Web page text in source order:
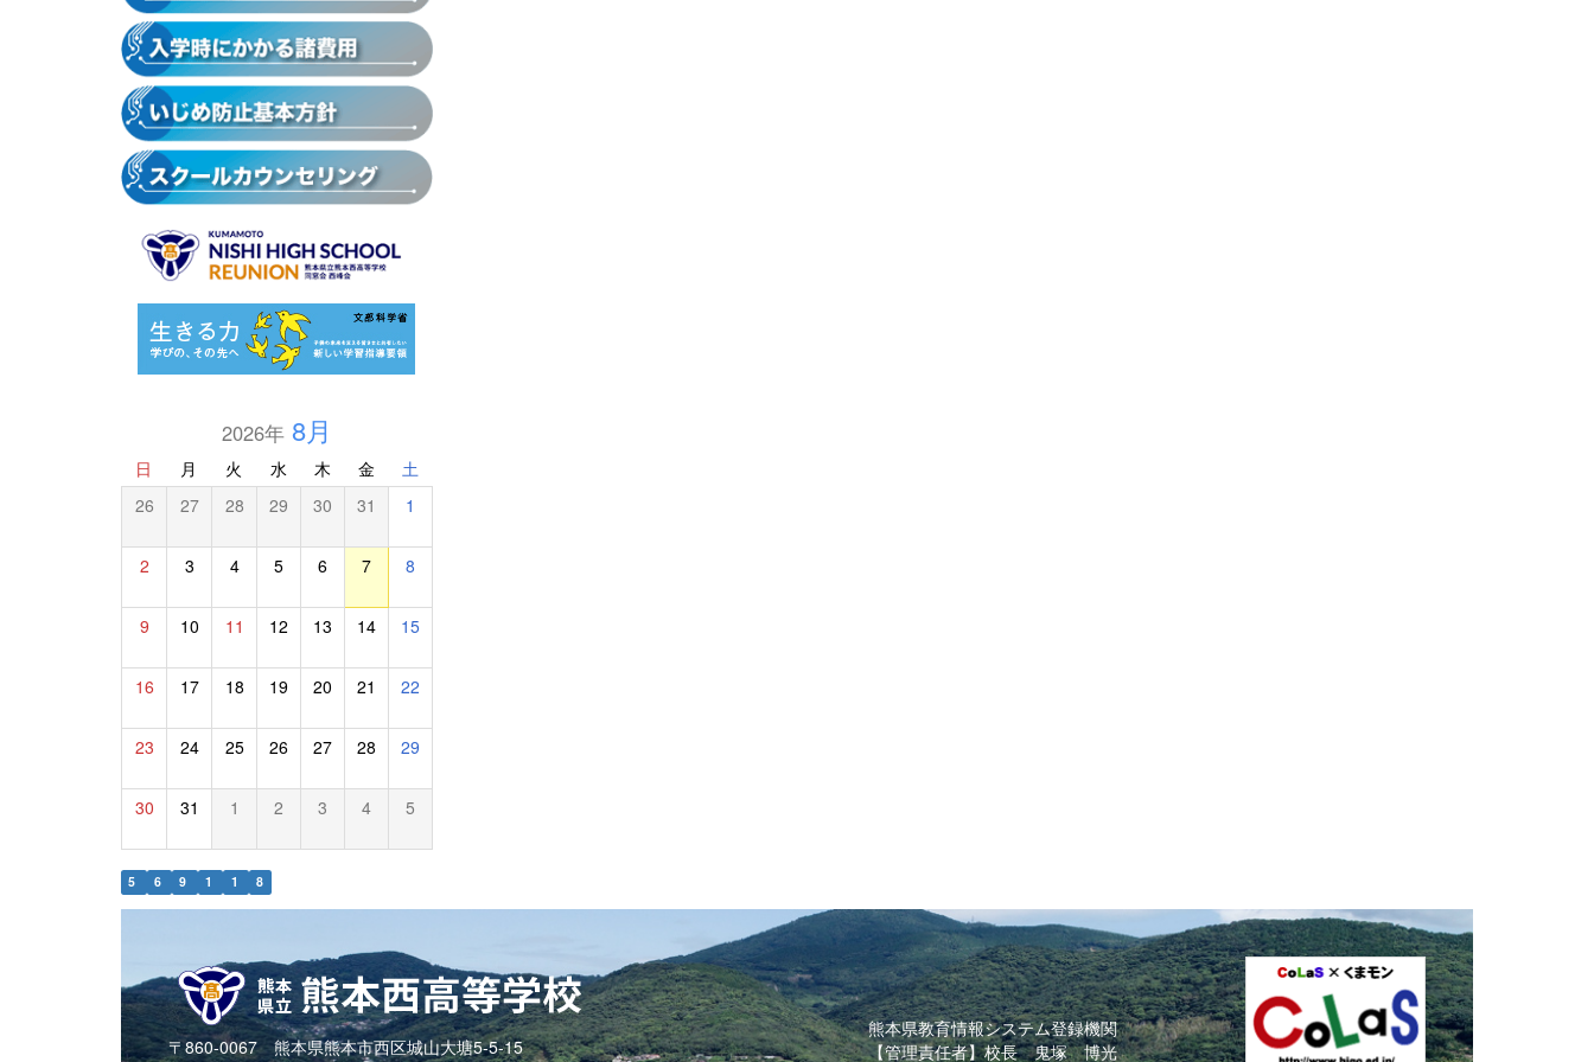
2026年8月
日 月 火 水 木 金 土
26 27 28 29 30 31 1
2 3 4 5 6 7 8
9 10 11 12 13 14 15
16 17 18 19 20 21 22
23 24 25 26 27 28 29
30 31 1 2 3 4 5
5 6 9 1 1 8
〒860-0067 熊本県熊本市西区城山大塘5-5-15
熊本県教育情報システム登録機関
【管理責任者】校長 鬼塚 博光